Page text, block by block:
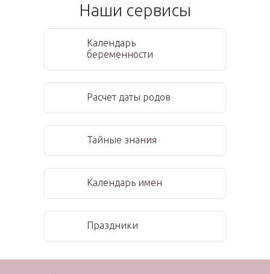
Наши сервисы
Календарь
беременности
Расчет даты родов
Тайные знания
Календарь имен
Праздники